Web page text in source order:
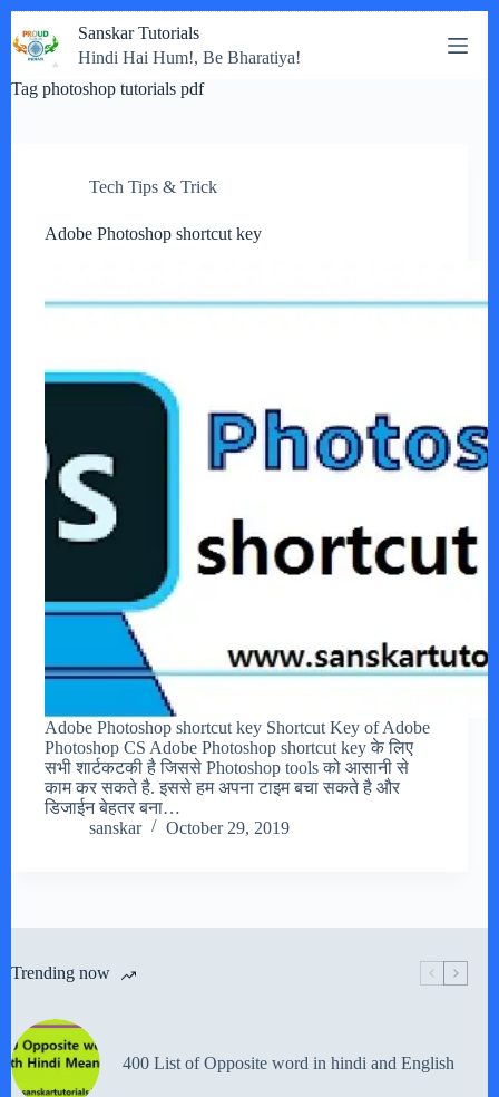
to
content
Sanskar Tutorials
Hindi Hai Hum!, Be Bharatiya!
Tag photoshop tutorials pdf
Tech Tips & Trick
Adobe Photoshop shortcut key
Adobe Photoshop shortcut key Shortcut Key of Adobe
Photoshop CS Adobe Photoshop shortcut key के लिए
सभी शार्टकटकी है जिससे Photoshop tools को आसानी से
काम कर सकते है. इससे हम अपना टाइम बचा सकते है और
डिजाईन बेहतर बना…
sanskar
October 29, 2019
Trending now
400 List of Opposite word in hindi and English